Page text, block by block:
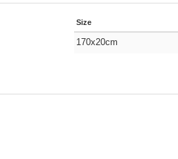
Size
170x20cm